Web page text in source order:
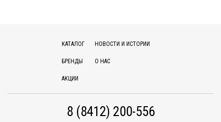
КАТАЛОГ
БРЕНДЫ
АКЦИИ
НОВОСТИ И ИСТОРИИ
О НАС
8 (8412) 200-556